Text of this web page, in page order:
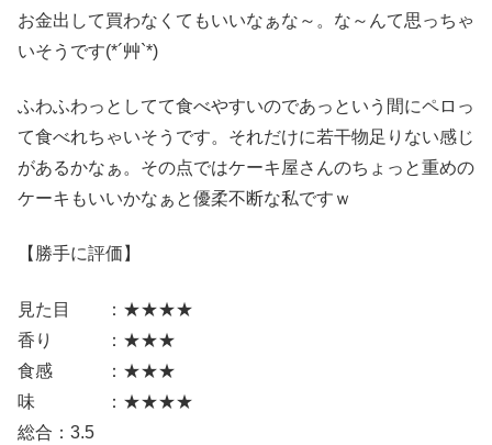
お金出して買わなくてもいいなぁな～。な～んて思っちゃ
いそうです(*´艸`*)
ふわふわっとしてて食べやすいのであっという間にペロっ
て食べれちゃいそうです。それだけに若干物足りない感じ
があるかなぁ。その点ではケーキ屋さんのちょっと重めの
ケーキもいいかなぁと優柔不断な私ですｗ
【勝手に評価】
見た目 ：★★★★
香り ：★★★
食感 ：★★★
味 ：★★★★
総合：3.5